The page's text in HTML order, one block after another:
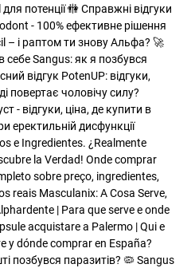
для потенції 🚻 Справжні відгуки
- 100% ефективне рішення
– і раптом ти знову Альфа? 🚀
себеSangus: як я позбувся
відгук PotenUP: відгуки,
повертає чоловічу силу?
- відгуки, ціна, де купити в
еректильній дисфункції
e Ingredientes. ¿Realmente
la Verdad! Onde comprar
sobre preço, ingredientes,
reais Masculanix: A Cosa Serve,
| Para que serve e onde
acquistare a Palermo | Qui e
y dónde comprar en España?
позбувся паразитів? 🦠Sangus